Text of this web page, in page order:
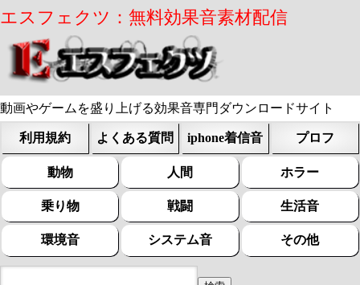
エスフェクツ：無料効果音素材配信
動画やゲームを盛り上げる効果音専門ダウンロードサイト
利用規約 よくある質問 iphone着信音 プロフ
動物 人間 ホラー
乗り物 戦闘 生活音
環境音 システム音 その他